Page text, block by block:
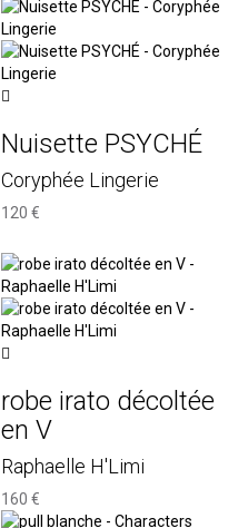
Nuisette PSYCHÉ
Coryphée Lingerie
120 €
robe irato décoltée
en V
Raphaelle H'Limi
160 €